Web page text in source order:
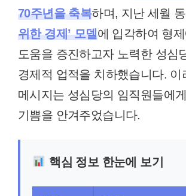
70주년을 축복하며, 지난 세월
위한 경제’ 모델에 입각하여 형
도움을 증진하고자 노력한 성심
경제적 업적을 치하했습니다. 이
메시지는 성심당의 임직원들에
기쁨을 안겨주었습니다.
핵심 정보 한눈에 보기